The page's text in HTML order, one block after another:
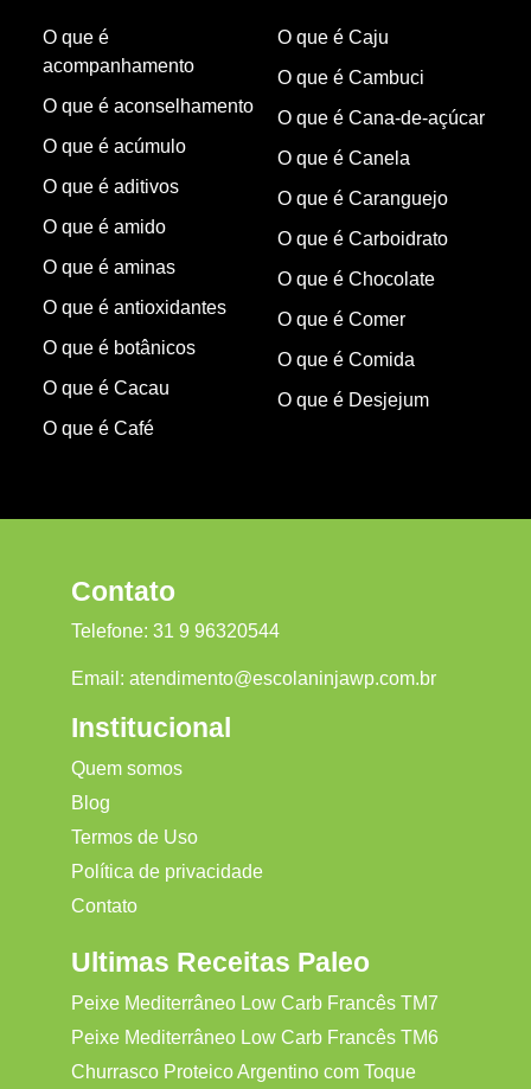
O que é
acompanhamento
O que é aconselhamento
O que é acúmulo
O que é aditivos
O que é amido
O que é aminas
O que é antioxidantes
O que é botânicos
O que é Cacau
O que é Café
O que é Caju
O que é Cambuci
O que é Cana-de-açúcar
O que é Canela
O que é Caranguejo
O que é Carboidrato
O que é Chocolate
O que é Comer
O que é Comida
O que é Desjejum
Contato
Telefone: 31 9 96320544
Email: atendimento@escolaninjawp.com.br
Institucional
Quem somos
Blog
Termos de Uso
Política de privacidade
Contato
Ultimas Receitas Paleo
Peixe Mediterrâneo Low Carb Francês TM7
Peixe Mediterrâneo Low Carb Francês TM6
Churrasco Proteico Argentino com Toque